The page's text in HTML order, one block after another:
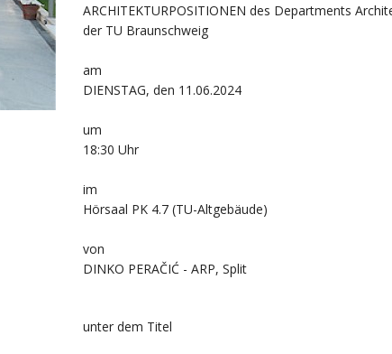
ARCHITEKTURPOSITIONEN des Departments
der TU Braunschweig
am
DIENSTAG, den 11.06.2024
um
18:30 Uhr
im
Hörsaal PK 4.7 (TU-Altgebäude)
von
DINKO PERAČIĆ - ARP, Split
unter dem Titel